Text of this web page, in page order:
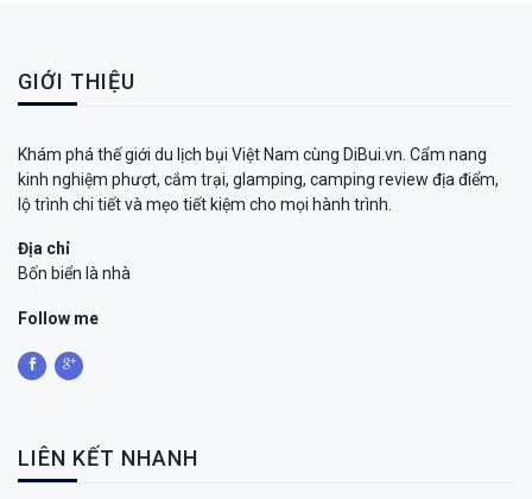
GIỚI THIỆU
Khám phá thế giới du lịch bụi Việt Nam cùng DiBui.vn. Cẩm nang
kinh nghiệm phượt, cắm trại, glamping, camping review địa điểm,
lộ trình chi tiết và mẹo tiết kiệm cho mọi hành trình.
Địa chỉ
Bốn biển là nhà
Follow me
LIÊN KẾT NHANH